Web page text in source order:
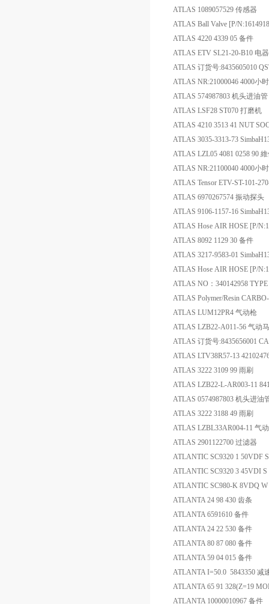
ATLAS 1089057529 传感器
ATLAS Ball Valve [P/
ATLAS 4220 4339 05 备件
ATLAS ETV SL21-20-B10 电
ATLAS 订货号:8435605010
ATLAS NR:21000046 4000小
ATLAS 574987803 机头进油管
ATLAS LSF28 ST070 打磨机
ATLAS 4210 3513 41 NUT
ATLAS 3035-3313-73
ATLAS LZL05 4081 0258 90
ATLAS NR:21100040 4000小
ATLAS Tensor ETV-ST-101-
ATLAS 6970267574 振动探头
ATLAS 9106-1157-16
ATLAS Hose AIR HOSE [P/
ATLAS 8092 1129 30 备件
ATLAS 3217-9583-01
ATLAS Hose AIR HOSE [P/
ATLAS NO：340142958
ATLAS Polymer/Resin
ATLAS LUM12PR4 气动枪
ATLAS LZB22-A011-56 气动
ATLAS 订货号:8435656001
ATLAS LTV38R57-13
ATLAS 3222 3109 99 雨刷
ATLAS LZB22-L-AR003-11
ATLAS 0574987803 机头进油
ATLAS 3222 3188 49 雨刷
ATLAS LZBL33AR004-11 气
ATLAS 2901122700 过滤器
ATLANTIC SC9320 1 50VDF
ATLANTIC SC9320 3 45VDI S
ATLANTIC SC980-K 8VDQ
ATLANTA 24 98 430 齿条
ATLANTA 6591610 备件
ATLANTA 24 22 530 备件
ATLANTA 80 87 080 备件
ATLANTA 59 04 015 备件
ATLANTA I=50.0 5843350 减
ATLANTA 65 91 328(Z=19
ATLANTA 10000010967 备件